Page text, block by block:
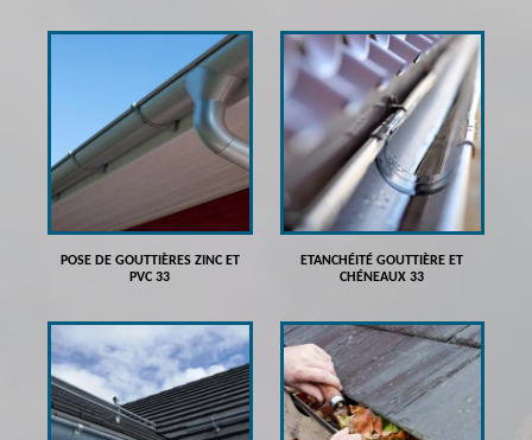
POSE DE GOUTTIÈRES ZINC ET
PVC 33
ETANCHÉITÉ GOUTTIÈRE ET
CHÉNEAUX 33